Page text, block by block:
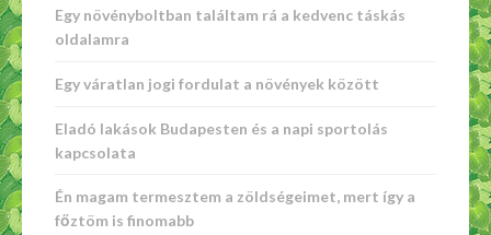
Egy növényboltban találtam rá a kedvenc táskás
oldalamra
Egy váratlan jogi fordulat a növények között
Eladó lakások Budapesten és a napi sportolás
kapcsolata
Én magam termesztem a zöldségeimet, mert így a
főztöm is finomabb